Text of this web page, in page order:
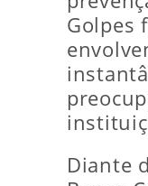
Golpes
Diante